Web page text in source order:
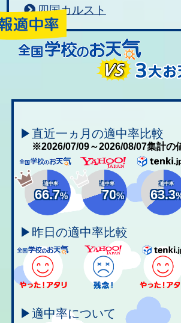
四国カルスト
▶直近一ヵ月の適中率比較
※2026/07/09～2026/08/07集計の
適中率
66.7%
適中率
70%
適中率
63.3
▶昨日の適中率比較
▶適中率について